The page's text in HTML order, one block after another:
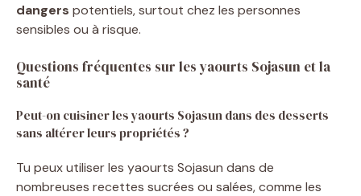
dangers potentiels, surtout chez les personnes
sensibles ou à risque.
Questions fréquentes sur les yaourts Sojasun et la
santé
Peut-on cuisiner les yaourts Sojasun dans des desserts
sans altérer leurs propriétés ?
Tu peux utiliser les yaourts Sojasun dans de
nombreuses recettes sucrées ou salées, comme les